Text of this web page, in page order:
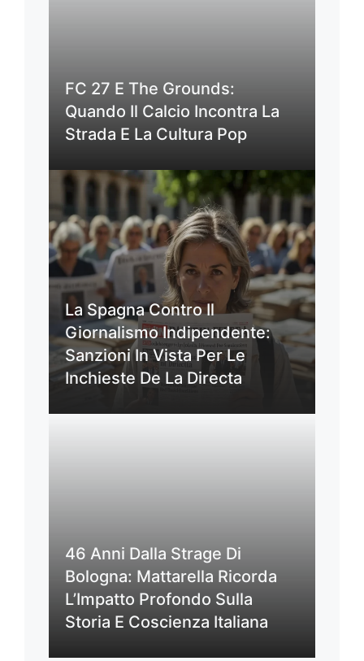
FC 27 E The Grounds:
Quando Il Calcio Incontra La
Strada E La Cultura Pop
La Spagna Contro Il
Giornalismo Indipendente:
Sanzioni In Vista Per Le
Inchieste De La Directa
46 Anni Dalla Strage Di
Bologna: Mattarella Ricorda
L’Impatto Profondo Sulla
Storia E Coscienza Italiana